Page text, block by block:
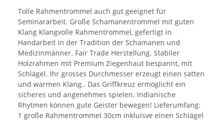
Tolle Rahmentrommel auch gut geeignet für
Seminararbeit. Große Schamanentrommel mit guten
Klang Klangvolle Rahmentrommel, gefertigt in
Handarbeit in der Tradition der Schamanen und
Medizinmänner. Fair Trade Herstellung. Stabiler
Holzrahmen mit Premium Ziegenhaut bespannt, mit
Schlägel. Ihr grosses Durchmesser erzeugt einen satten
und warmen Klang.. Das Griffkreuz ermöglicht ein
sicheres und angenehmes spielen. Indianische
Rhytmen können gute Geister bewegen! Lieferumfang:
1 große Rahmentrommel 30cm inkluisve einen Schlägel